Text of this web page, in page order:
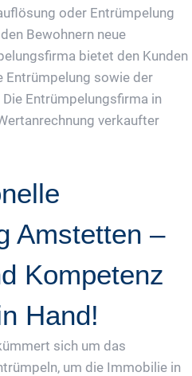
oder Entrümpelung
Bewohnern neue
bietet den Kunden
Entrümpelung sowie der
Entrümpelungsfirma in
verkaufter
Amstetten –
Kompetenz
Hand!
sich um das
um die Immobilie in